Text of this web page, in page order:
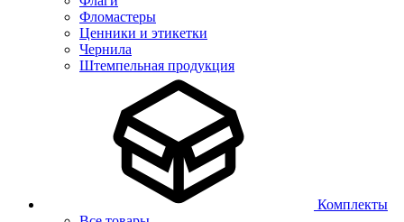
Фломастеры
Ценники и этикетки
Чернила
Штемпельная продукция
Комплекты